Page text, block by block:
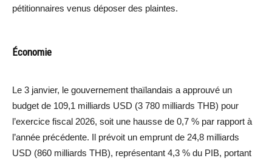
pétitionnaires venus déposer des plaintes.
Économie
Le 3 janvier, le gouvernement thaïlandais a approuvé un
budget de 109,1 milliards USD (3 780 milliards THB) pour
l’exercice fiscal 2026, soit une hausse de 0,7 % par rapport à
l’année précédente. Il prévoit un emprunt de 24,8 milliards
USD (860 milliards THB), représentant 4,3 % du PIB, portant